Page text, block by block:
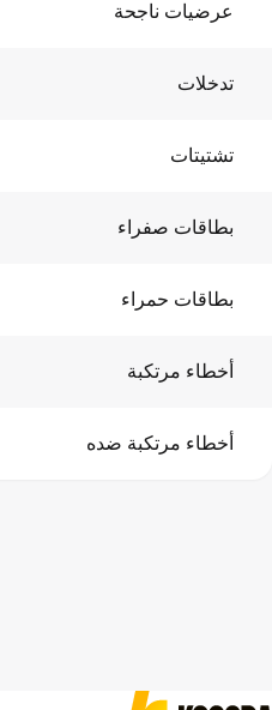
عرضيات ناجحة
تدخلات
تشتيتات
بطاقات صفراء
بطاقات حمراء
أخطاء مرتكبة
أخطاء مرتكبة ضده